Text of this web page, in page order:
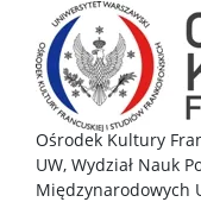
Ośrodek Kultury
UW, Wydział Nauk
Międzynarodowych